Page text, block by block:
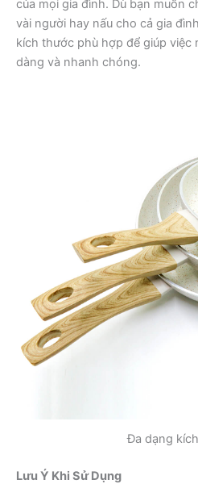
của mọi gia đình. Dù bạn muốn
vài người hay nấu cho cả gia
kích thước phù hợp để giúp việc
dàng và nhanh chóng.
Đa dạng
Lưu Ý Khi Sử Dụng